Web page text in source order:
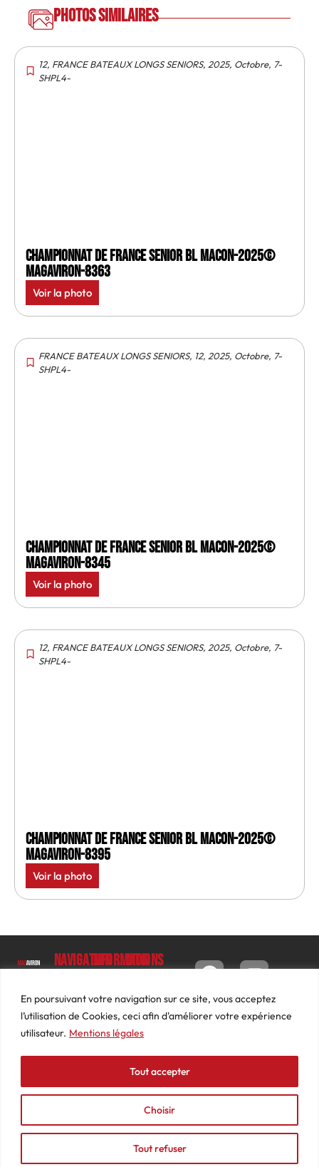
En poursuivant votre navigation sur ce site, vous acceptez
l’utilisation de Cookies, ceci afin d'améliorer votre expérience
utilisateur. Mentions légales
Choisir
Tout refuser
Tout accepter
Photos similaires
12, FRANCE BATEAUX LONGS SENIORS, 2025, Octobre, 7-
SHPL4-
Championnat de France senior BL Macon-2025©
MagAviron-8363
Voir la photo
FRANCE BATEAUX LONGS SENIORS, 12, 2025, Octobre, 7-
SHPL4-
Championnat de France senior BL Macon-2025©
MagAviron-8345
Voir la photo
12, FRANCE BATEAUX LONGS SENIORS, 2025, Octobre, 7-
SHPL4-
Championnat de France senior BL Macon-2025©
MagAviron-8395
Voir la photo
Luc
Barbier
69640
74
87
contact@mediasaviron.fr
Navigation
Le
Magazine
Photos
Actualités
Podcasts
Informations
Conditions
générales
de ventes
Mentions
légales
Mon
Tableau
de bord
Commandes
Adresses
Détails
du
compte